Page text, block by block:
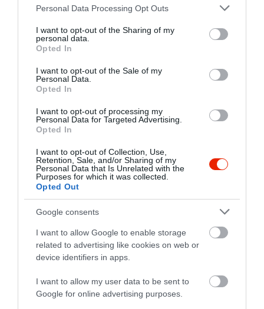
Please note that this website/app uses one or more Google
not limited to your visit or usage behaviour. You may click to
grant or deny consent to Google and its third-party tags to
use your data for below specified purposes in below Google
consent section.
Personal Data Processing Opt Outs
I want to opt-out of the Sharing of my
personal data.
Opted In
I want to opt-out of the Sale of my
Personal Data.
Opted In
I want to opt-out of processing my
Personal Data for Targeted Advertising.
Opted In
I want to opt-out of Collection, Use,
Retention, Sale, and/or Sharing of my
Personal Data that Is Unrelated with the
Purposes for which it was collected.
Opted Out
Google consents
I want to allow Google to enable storage
related to advertising like cookies on web or
device identifiers in apps.
I want to allow my user data to be sent to
Google for online advertising purposes.
Probléma jelentése Te vagy a tulajdonos?
Értékelések